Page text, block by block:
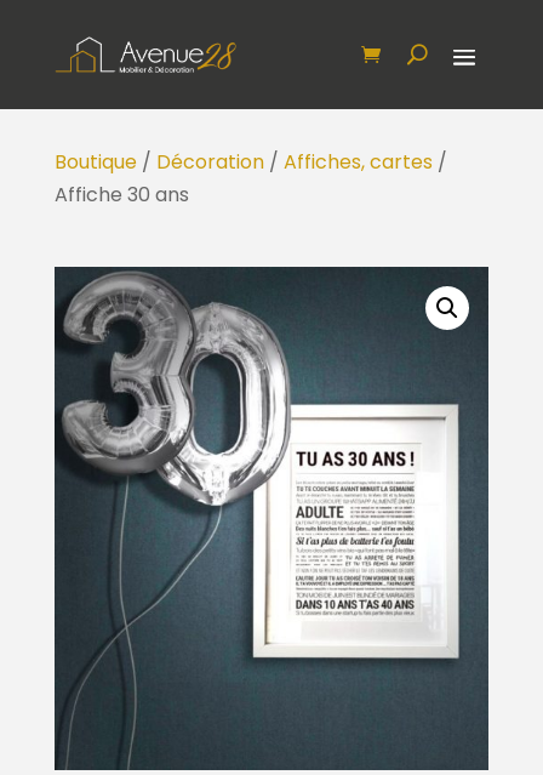
Boutique/ Décoration/ Affiches, cartes/
Affiche 30 ans